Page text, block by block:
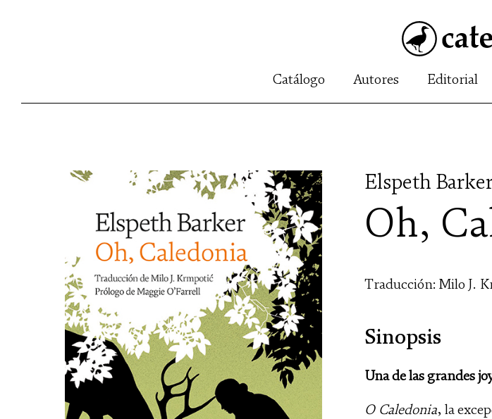
Catálogo Autores Editorial
Elspeth
Oh,
Traducción: Milo J.
Sinopsis
Una de las grandes
O Caledonia, la